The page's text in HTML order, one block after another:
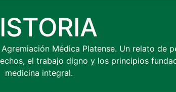
Médica Platense. Un relato de
el trabajo digno y los principios
medicina integral.